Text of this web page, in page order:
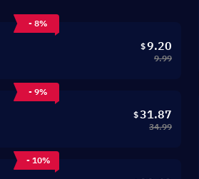
- 8%
$9.20
9.99
- 9%
$31.87
34.99
- 10%